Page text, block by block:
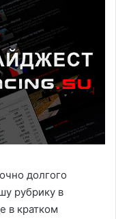
долгого
рубрику в
в кратком